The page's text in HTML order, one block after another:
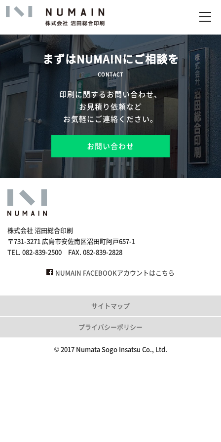
トップ
サービス
実績
企業情報
アップロード
まずはNUMAINにご相談を
CONTACT
印刷に関するお問い合わせ、
お見積り依頼など
お気軽にご連絡ください。
お問い合わせ
株式会社 沼田総合印刷
〒731-3271 広島市安佐南区沼田町阿戸657-1
TEL. 082-839-2500 FAX. 082-839-2828
NUMAIN FACEBOOKアカウントはこちら
サイトマップ
プライバシーポリシー
© 2017 Numata Sogo Insatsu Co., Ltd.